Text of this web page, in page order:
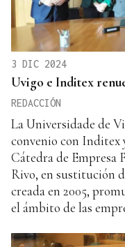
3 DIC 2024
Uvigo e Inditex
REDACCIÓN
La Universidade de
convenio con Inditex
Cátedra de Empresa
Rivo, en sustitución
creada en 2005,
el ámbito de las